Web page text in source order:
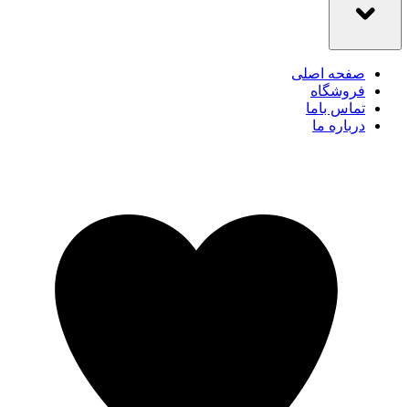
صفحه اصلی
فروشگاه
تماس باما
درباره ما